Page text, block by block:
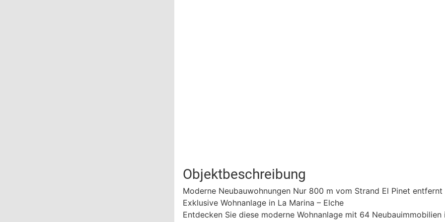
Objektbeschreibung
Moderne Neubauwohnungen Nur 800 m vom Strand El Pinet entfernt
Exklusive Wohnanlage in La Marina – Elche
Entdecken Sie diese moderne Wohnanlage mit 64 Neubauimmobilien